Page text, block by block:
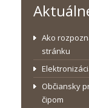
Ako
stránku
Občiansky
čipom